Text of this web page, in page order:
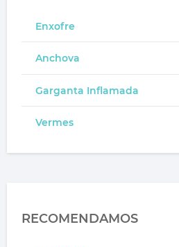
Enxofre
Anchova
Garganta Inflamada
Vermes
RECOMENDAMOS